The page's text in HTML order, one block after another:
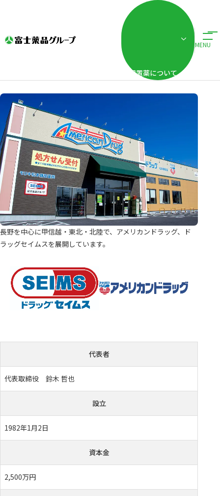
配置薬について
MENU
ホーム 企業情報 グループ会社一覧 株式会社モリキ
株式会社モリキ
長野を中心に甲信越・東北・北陸で、アメリカンドラッグ、ド
ラッグセイムスを展開しています。
代表者
代表取締役 鈴木 哲也
設立
1982年1月2日
資本金
2,500万円